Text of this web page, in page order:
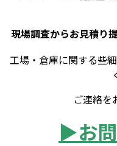
現場調査からお見積り
工場・倉庫に関する些
ご連絡を
▶お